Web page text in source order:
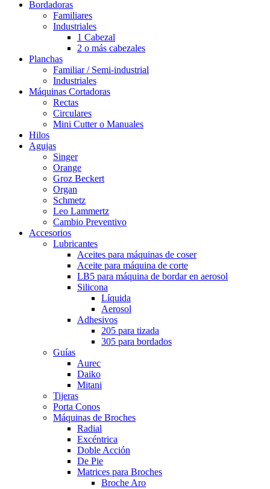
Bordadoras
Familiares
Industriales
1 Cabezal
2 o más cabezales
Planchas
Familiar / Semi-industrial
Industriales
Máquinas Cortadoras
Rectas
Circulares
Mini Cutter o Manuales
Hilos
Agujas
Singer
Orange
Groz Beckert
Organ
Schmetz
Leo Lammertz
Cambio Preventivo
Accesorios
Lubricantes
Aceites para máquinas de coser
Aceite para máquina de corte
LB5 para máquina de bordar en aerosol
Silicona
Líquida
Aerosol
Adhesivos
205 para tizada
305 para bordados
Guías
Aurec
Daiko
Mitani
Tijeras
Porta Conos
Máquinas de Broches
Radial
Excéntrica
Doble Acción
De Pie
Matrices para Broches
Broche Aro